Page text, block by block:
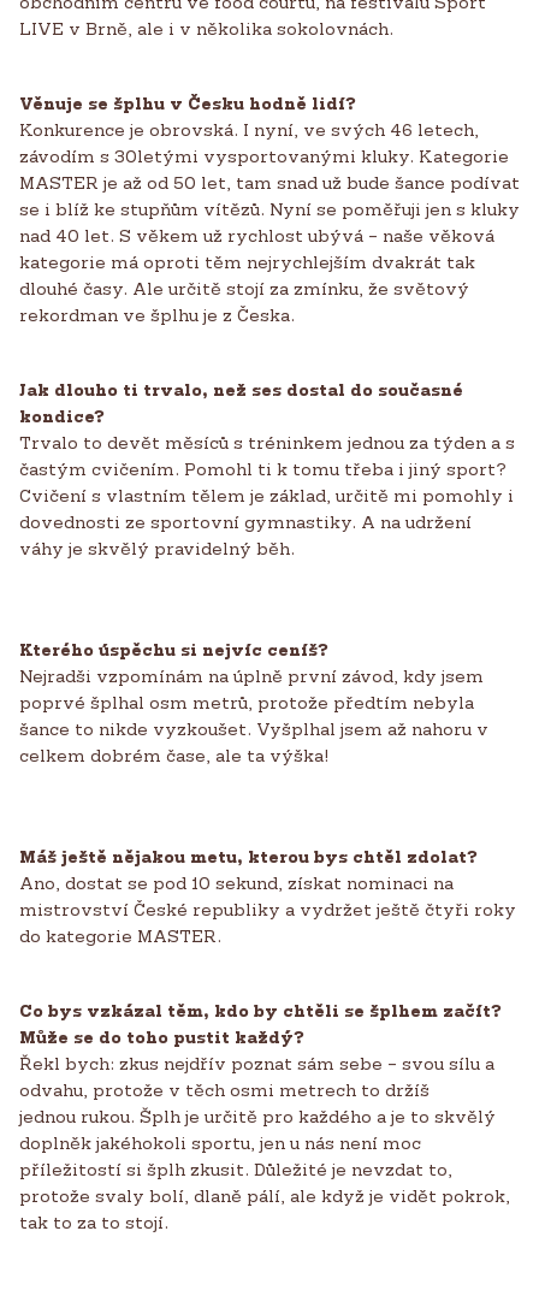
LIVE v Brně, ale i v několika sokolovnách.
Věnuje se šplhu v Česku hodně lidí?
Konkurence je obrovská. I nyní, ve svých 46 letech,
závodím s 30letými vysportovanými kluky. Kategorie
MASTER je až od 50 let, tam snad už bude šance podívat
se i blíž ke stupňům vítězů. Nyní se poměřuji jen s kluky
nad 40 let. S věkem už rychlost ubývá – naše věková
kategorie má oproti těm nejrychlejším dvakrát tak
dlouhé časy. Ale určitě stojí za zmínku, že světový
rekordman ve šplhu je z Česka.
Jak dlouho ti trvalo, než ses dostal do současné
kondice?
Trvalo to devět měsíců s tréninkem jednou za týden a s
častým cvičením. Pomohl ti k tomu třeba i jiný sport?
Cvičení s vlastním tělem je základ, určitě mi pomohly i
dovednosti ze sportovní gymnastiky. A na udržení
váhy je skvělý pravidelný běh.
Kterého úspěchu si nejvíc ceníš?
Nejradši vzpomínám na úplně první závod, kdy jsem
poprvé šplhal osm metrů, protože předtím nebyla
šance to nikde vyzkoušet. Vyšplhal jsem až nahoru v
celkem dobrém čase, ale ta výška!
Máš ještě nějakou metu, kterou bys chtěl zdolat?
Ano, dostat se pod 10 sekund, získat nominaci na
mistrovství České republiky a vydržet ještě čtyři roky
do kategorie MASTER.
Co bys vzkázal těm, kdo by chtěli se šplhem začít?
Může se do toho pustit každý?
Řekl bych: zkus nejdřív poznat sám sebe – svou sílu a
odvahu, protože v těch osmi metrech to držíš
jednou rukou. Šplh je určitě pro každého a je to skvělý
doplněk jakéhokoli sportu, jen u nás není moc
příležitostí si šplh zkusit. Důležité je nevzdat to,
protože svaly bolí, dlaně pálí, ale když je vidět pokrok,
tak to za to stojí.